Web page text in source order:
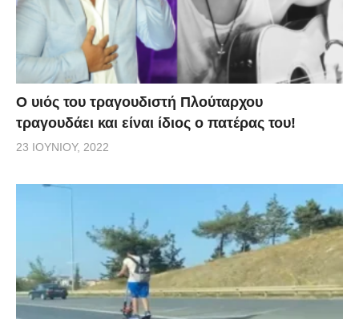
O υιός του τραγουδιστή Πλούταρχου
τραγουδάει και είναι ίδιος ο πατέρας του!
23 ΙΟΥΝΊΟΥ, 2022